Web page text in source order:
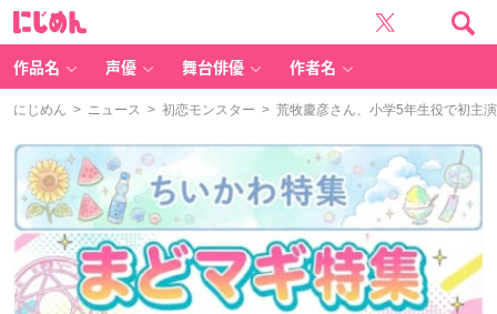
作品名 声優 舞台俳優 作者名
にじめん > ニュース > 初恋モンスター > 荒牧慶彦さん、小学5年生役で初主